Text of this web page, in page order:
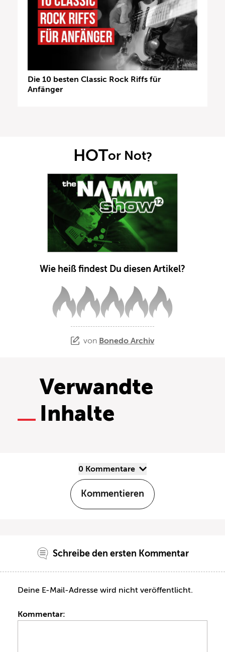
Die 10 besten Classic Rock Riffs für
Anfänger
HOTor Not?
Wie heiß findest Du diesen Artikel?
von Bonedo Archiv
Verwandte
Inhalte
0 Kommentare
Kommentieren
Schreibe den ersten Kommentar
Deine E-Mail-Adresse wird nicht veröffentlicht.
Kommentar: